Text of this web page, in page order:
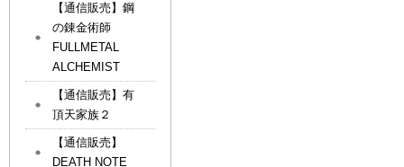
【通信販売】鋼
の錬金術師
FULLMETAL
ALCHEMIST
【通信販売】有
頂天家族２
【通信販売】
DEATH NOTE